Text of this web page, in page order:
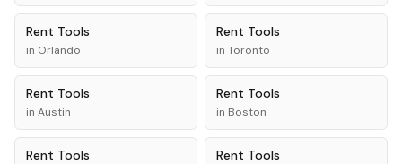
Rent Tools
in Orlando
Rent Tools
in Toronto
Rent Tools
in Austin
Rent Tools
in Boston
Rent Tools Rent Tools